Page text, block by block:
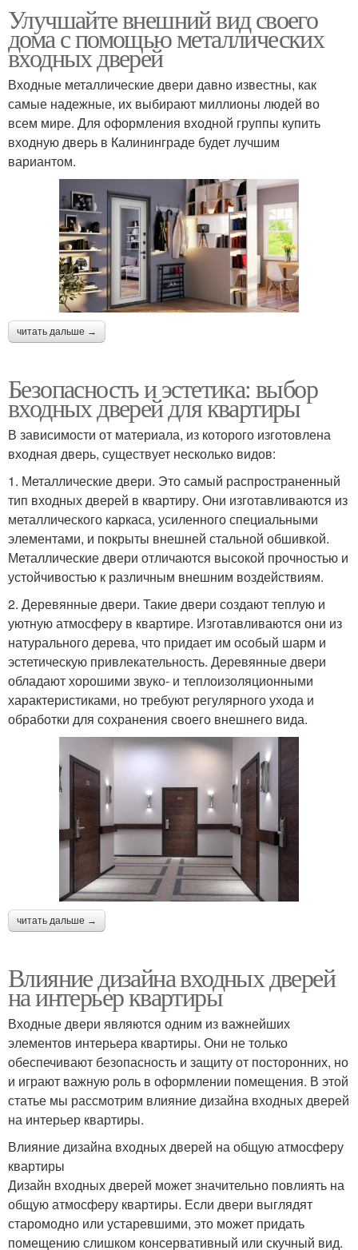
Улучшайте внешний вид своего
дома с помощью металлических
входных дверей
Входные металлические двери давно известны, как
самые надежные, их выбирают миллионы людей во
всем мире. Для оформления входной группы купить
входную дверь в Калининграде будет лучшим
вариантом.
читать дальше →
Безопасность и эстетика: выбор
входных дверей для квартиры
В зависимости от материала, из которого изготовлена
входная дверь, существует несколько видов:
1. Металлические двери. Это самый распространенный
тип входных дверей в квартиру. Они изготавливаются из
металлического каркаса, усиленного специальными
элементами, и покрыты внешней стальной обшивкой.
Металлические двери отличаются высокой прочностью и
устойчивостью к различным внешним воздействиям.
2. Деревянные двери. Такие двери создают теплую и
уютную атмосферу в квартире. Изготавливаются они из
натурального дерева, что придает им особый шарм и
эстетическую привлекательность. Деревянные двери
обладают хорошими звуко- и теплоизоляционными
характеристиками, но требуют регулярного ухода и
обработки для сохранения своего внешнего вида.
читать дальше →
Влияние дизайна входных дверей
на интерьер квартиры
Входные двери являются одним из важнейших
элементов интерьера квартиры. Они не только
обеспечивают безопасность и защиту от посторонних, но
и играют важную роль в оформлении помещения. В этой
статье мы рассмотрим влияние дизайна входных дверей
на интерьер квартиры.
Влияние дизайна входных дверей на общую атмосферу
квартиры
Дизайн входных дверей может значительно повлиять на
общую атмосферу квартиры. Если двери выглядят
старомодно или устаревшими, это может придать
помещению слишком консервативный или скучный вид.